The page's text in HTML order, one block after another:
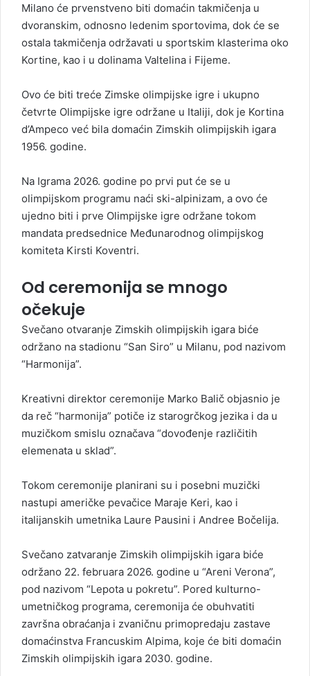
Milano će prvenstveno biti domaćin takmičenja u
dvoranskim, odnosno ledenim sportovima, dok će se
ostala takmičenja održavati u sportskim klasterima oko
Kortine, kao i u dolinama Valtelina i Fijeme.
Ovo će biti treće Zimske olimpijske igre i ukupno
četvrte Olimpijske igre održane u Italiji, dok je Kortina
d’Ampeco već bila domaćin Zimskih olimpijskih igara
1956. godine.
Na Igrama 2026. godine po prvi put će se u
olimpijskom programu naći ski-alpinizam, a ovo će
ujedno biti i prve Olimpijske igre održane tokom
mandata predsednice Međunarodnog olimpijskog
komiteta Kirs­ti Koventri.
Od ceremonija se mnogo
očekuje
Svečano otvaranje Zimskih olimpijskih igara biće
održano na stadionu “San Siro” u Milanu, pod nazivom
“Harmonija”.
Kreativni direktor ceremonije Marko Balič objasnio je
da reč “harmonija” potiče iz starogrčkog jezika i da u
muzičkom smislu označava “dovođenje različitih
elemenata u sklad”.
Tokom ceremonije planirani su i posebni muzički
nastupi američke pevačice Maraje Keri, kao i
italijanskih umetnika Laure Pausini i Andree Bočelija.
Svečano zatvaranje Zimskih olimpijskih igara biće
održano 22. februara 2026. godine u “Areni Verona”,
pod nazivom “Lepota u pokretu”. Pored kulturno-
umetničkog programa, ceremonija će obuhvatiti
završna obraćanja i zvaničnu primopredaju zastave
domaćinstva Francuskim Alpima, koje će biti domaćin
Zimskih olimpijskih igara 2030. godine.